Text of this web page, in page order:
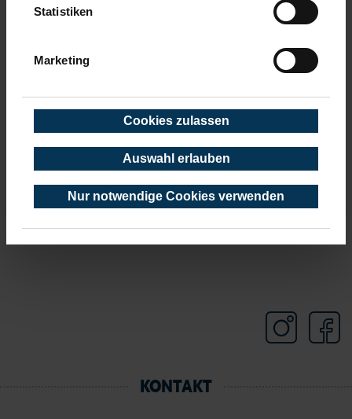
Statistiken
Marketing
Cookies zulassen
Auswahl erlauben
Nur notwendige Cookies verwenden
September 2020
Juni 2020
März 2020(8 Einträge)
Februar 2020(6 Einträge)
Januar 2020(4 Einträge)
KONTAKT